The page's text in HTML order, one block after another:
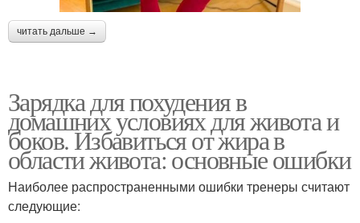
читать дальше →
Зарядка для похудения в
домашних условиях для живота и
боков. Избавиться от жира в
области живота: основные ошибки
Наиболее распространенными ошибки тренеры считают
следующие: